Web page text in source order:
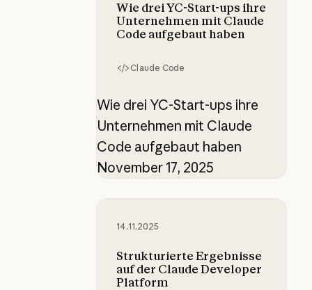
Wie drei YC-Start-ups ihre
Unternehmen mit Claude
Code aufgebaut haben
Claude Code
Wie drei YC-Start-ups ihre
Unternehmen mit Claude
Code aufgebaut haben
November 17, 2025
14.11.2025
Strukturierte Ergebnisse
auf der Claude Developer
Platform
Strukturierte Ergebnisse auf der